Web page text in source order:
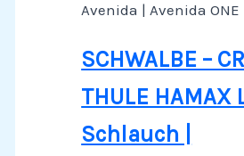
Avenida | Avenida ONE
SCHWALBE –
THULE HAMAX
Schlauch |